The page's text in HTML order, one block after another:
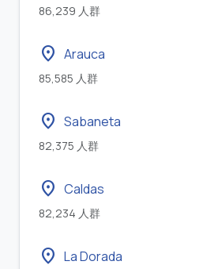
86,239 人群
location_on Arauca
85,585 人群
location_on Sabaneta
82,375 人群
location_on Caldas
82,234 人群
location_on La Dorada